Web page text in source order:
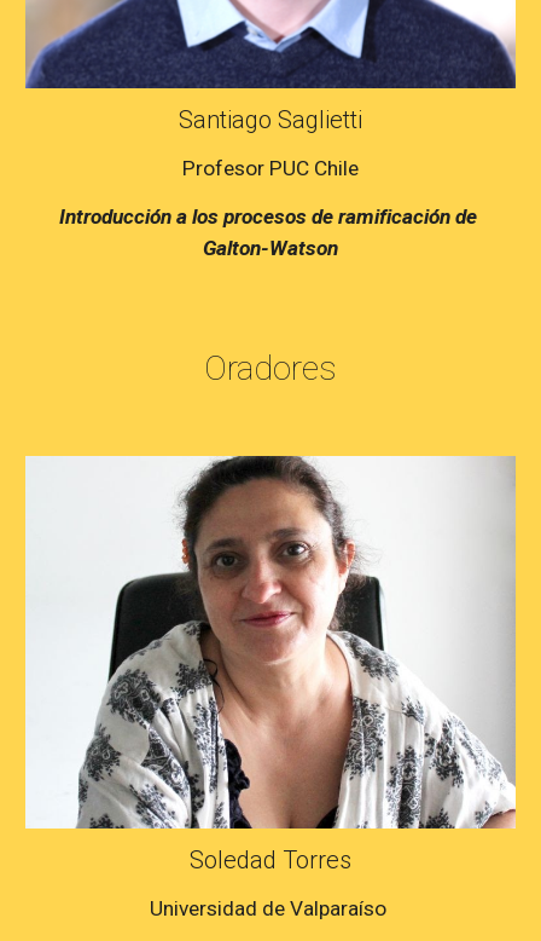
Santiago Saglietti
Profesor PUC Chile
Introducción a los procesos de ramificación de
Galton-Watson
Oradores
Soledad Torres
Universidad de Valparaíso